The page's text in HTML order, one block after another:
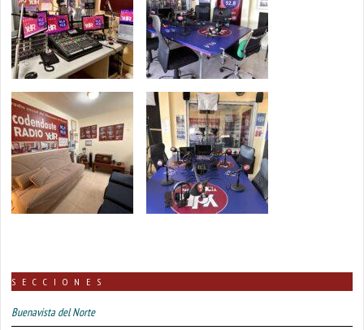
SECCIONES
Buenavista del Norte